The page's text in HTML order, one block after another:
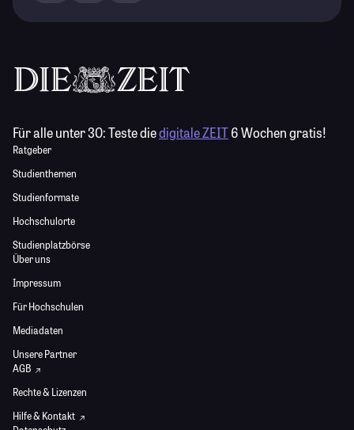
Für alle unter 30:Teste diedigitale ZEIT6 Wochen gratis!
Ratgeber
Studienthemen
Studienformate
Hochschulorte
Studienplatzbörse
Über uns
Impressum
Für Hochschulen
Mediadaten
Unsere Partner
AGB
Rechte & Lizenzen
Hilfe & Kontakt